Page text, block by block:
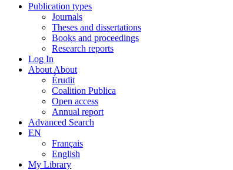
Publication types
Journals
Theses and dissertations
Books and proceedings
Research reports
Log In
About About
Érudit
Coalition Publica
Open access
Annual report
Advanced Search
EN
Français
English
My Library